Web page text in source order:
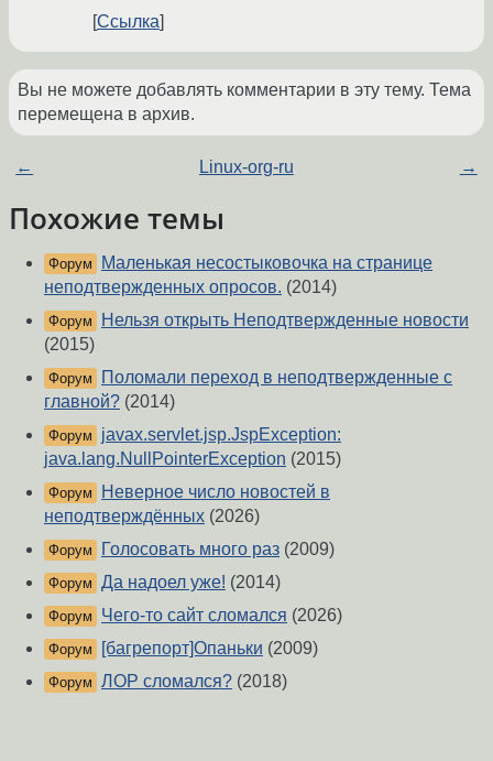
Ссылка
Вы не можете добавлять комментарии в эту тему. Тема
перемещена в архив.
← Linux-org-ru →
Похожие темы
Форум
Маленькая несостыковочка на странице
неподтвержденных опросов. (2014)
Форум
Нельзя открыть Неподтвержденные новости
(2015)
Форум
Поломали переход в неподтвержденные с
главной? (2014)
Форум
javax.servlet.jsp.JspException:
java.lang.NullPointerException (2015)
Форум
Неверное число новостей в
неподтверждённых (2026)
Форум Голосовать много раз (2009)
Форум Да надоел уже! (2014)
Форум Чего-то сайт сломался (2026)
Форум [багрепорт]Опаньки (2009)
Форум ЛОР сломался? (2018)